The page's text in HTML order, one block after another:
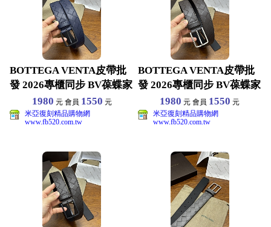
BOTTEGA VENTA皮帶批
發 2026專櫃同步 BV葆蝶家
男生皮1980 元 會員 1550 元
米亞復刻精品購物網
www.fb520.com.tw
BOTTEGA VENTA皮帶批
發 2026專櫃同步 BV葆蝶家
男生皮1980 元 會員 1550 元
米亞復刻精品購物網
www.fb520.com.tw